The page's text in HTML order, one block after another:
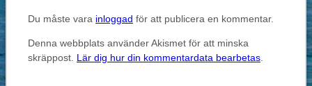
Du måste vara inloggad för att publicera en kommentar.
Denna webbplats använder Akismet för att minska
skräppost. Lär dig hur din kommentardata bearbetas.